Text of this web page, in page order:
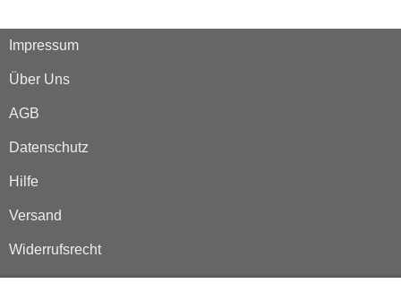
Impressum
Über Uns
AGB
Datenschutz
Hilfe
Versand
Widerrufsrecht